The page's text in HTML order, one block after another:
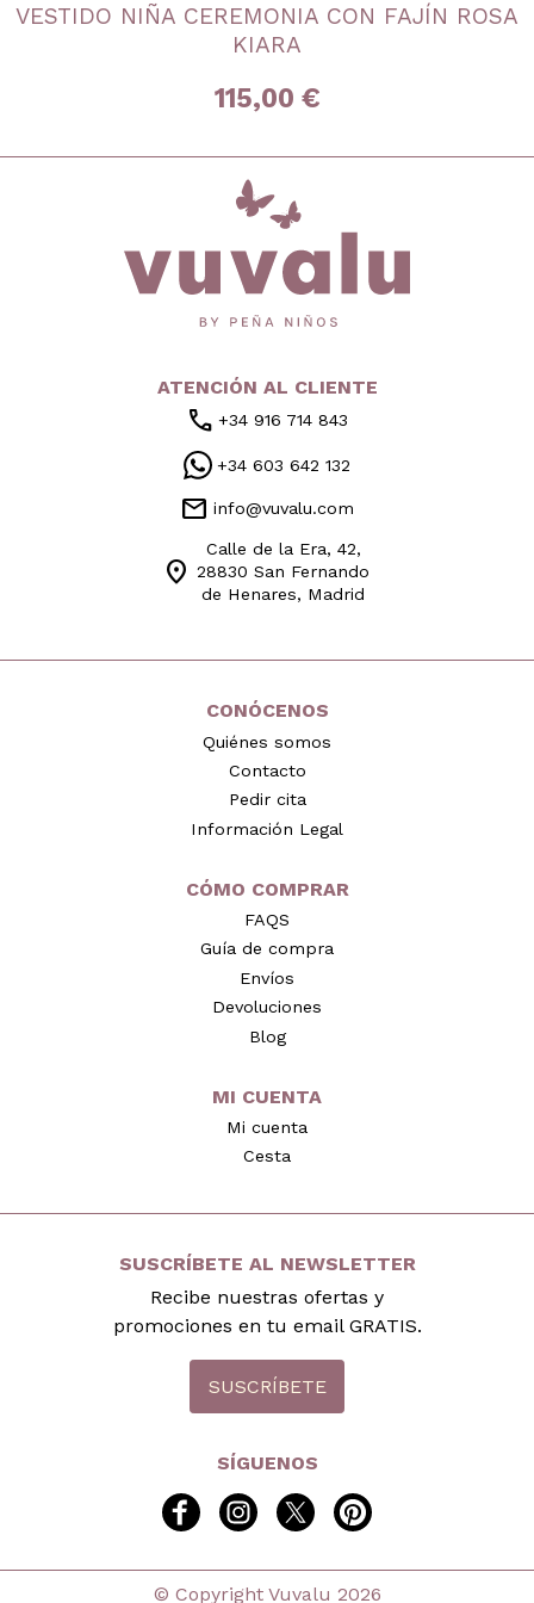
3 años 4 años 5 años 6 años 8 años
10 años
VESTIDO NIÑA CEREMONIA CON FAJÍN ROSA
KIARA
115,00 €
ATENCIÓN AL CLIENTE
call +34 916 714 843
+34 603 642 132
mail info@vuvalu.com
location_on
Calle de la Era, 42,
28830 San Fernando
de Henares, Madrid
CONÓCENOS
Quiénes somos
Contacto
Pedir cita
Información Legal
CÓMO COMPRAR
FAQS
Guía de compra
Envíos
Devoluciones
Blog
MI CUENTA
Mi cuenta
Cesta
SUSCRÍBETE AL NEWSLETTER
Recibe nuestras ofertas y
promociones en tu email GRATIS.
SUSCRÍBETE
SÍGUENOS
facebookinstagram
twitter
© Copyright Vuvalu 2026